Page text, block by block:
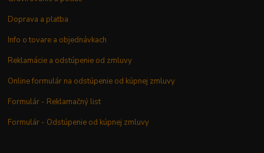
Doprava a platba
Info o tovare a objednávkach
Reklamácie a odstúpenie od zmluvy
Online formulár na odstúpenie od kúpnej zmluvy
Formulár - Reklamačný list
Formulár - Odstúpenie od kúpnej zmluvy